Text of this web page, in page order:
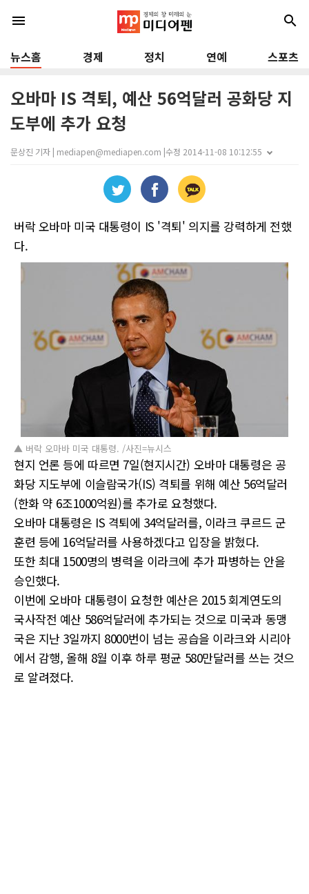
menu search
뉴스홈 경제 정치 연예 스포츠
오바마 IS 격퇴, 예산 56억달러 공화당 지
도부에 추가 요청
문상진 기자 | mediapen@mediapen.com |수정 2014-11-08 10:12:55
버락 오바마 미국 대통령이 IS '격퇴' 의지를 강력하게 전했
다.
▲ 버락 오마바 미국 대통령. /사진=뉴시스
현지 언론 등에 따르면 7일(현지시간) 오바마 대통령은 공
화당 지도부에 이슬람국가(IS) 격퇴를 위해 예산 56억달러
(한화 약 6조1000억원)를 추가로 요청했다.
오바마 대통령은 IS 격퇴에 34억달러를, 이라크 쿠르드 군
훈련 등에 16억달러를 사용하겠다고 입장을 밝혔다.
또한 최대 1500명의 병력을 이라크에 추가 파병하는 안을
승인했다.
이번에 오바마 대통령이 요청한 예산은 2015 회계연도의
국사작전 예산 586억달러에 추가되는 것으로 미국과 동맹
국은 지난 3일까지 8000번이 넘는 공습을 이라크와 시리아
에서 감행, 올해 8월 이후 하루 평균 580만달러를 쓰는 것으
로 알려졌다.